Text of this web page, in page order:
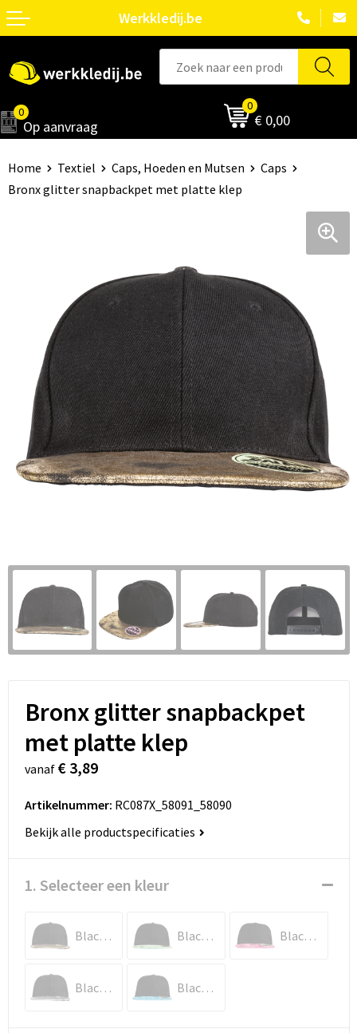
Werkkledij.be
0
Op aanvraag
0
€ 0,00
Home Textiel Caps, Hoeden en Mutsen
Caps
Bronx glitter snapbackpet met platte klep
Bronx glitter snapbackpet
met platte klep
vanaf € 3,89
Artikelnummer: RC087X_58091_58090
Bekijk alle productspecificaties
1. Selecteer een kleur
Black / Gold Black / Green Black / Pink
Black / Silver Black / Turquoise